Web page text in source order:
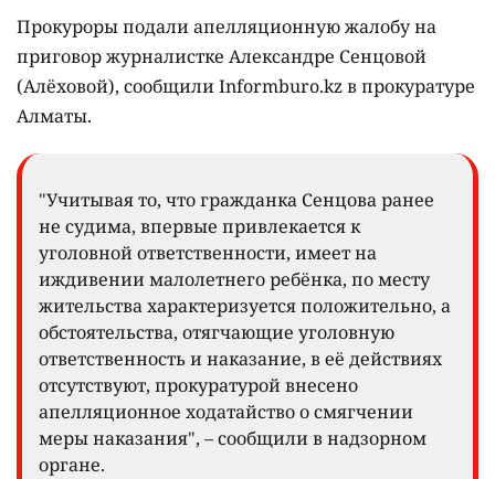
Прокуроры подали апелляционную жалобу на
приговор журналистке Александре Сенцовой
(Алёховой), сообщили Informburo.kz в прокуратуре
Алматы.
"Учитывая то, что гражданка Сенцова ранее
не судима, впервые привлекается к
уголовной ответственности, имеет на
иждивении малолетнего ребёнка, по месту
жительства характеризуется положительно, а
обстоятельства, отягчающие уголовную
ответственность и наказание, в её действиях
отсутствуют, прокуратурой внесено
апелляционное ходатайство о смягчении
меры наказания", – сообщили в надзорном
органе.